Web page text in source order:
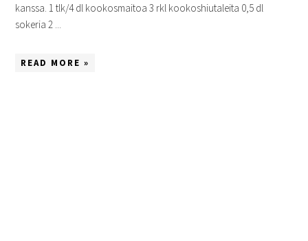
kanssa. 1 tlk/4 dl kookosmaitoa 3 rkl kookoshiutaleita 0,5 dl
sokeria 2 ...
READ MORE »